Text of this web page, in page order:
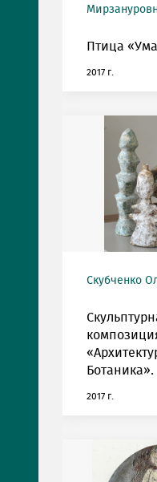
Птица
2017 г.
Скубченко
Ботаника».
2017 г.